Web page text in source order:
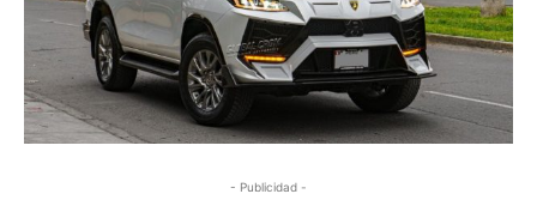
- Publicidad -